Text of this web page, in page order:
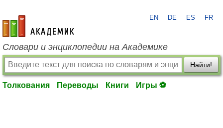
academic.ru
EN DE ES FR
Словари и энциклопедии на Академике
Найти!
Толкования Переводы Книги Игры ⚽